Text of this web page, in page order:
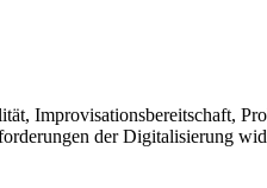
Improvisationsbereitschaft,
der Digitalisierung